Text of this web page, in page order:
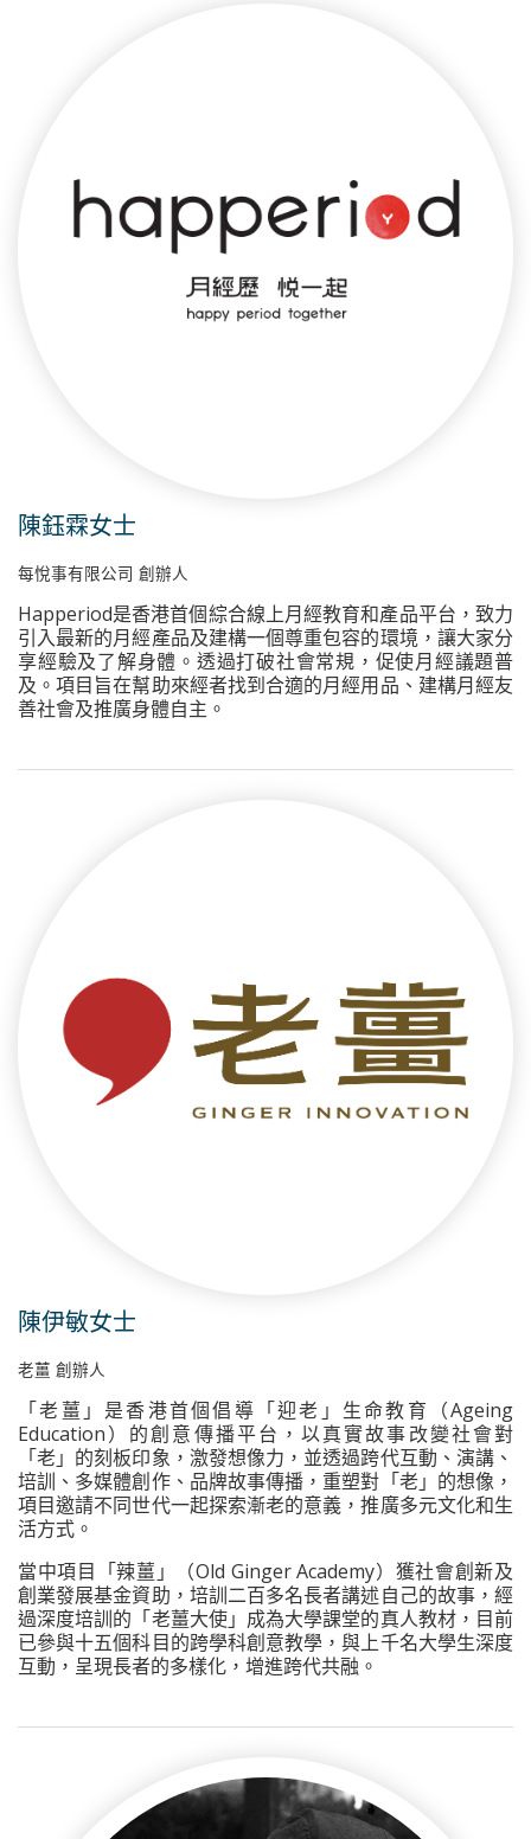
陳鈺霖女士
每悅事有限公司 創辦人
Happeriod是香港首個綜合線上月經教育和產品平台，致力
引入最新的月經產品及建構一個尊重包容的環境，讓大家分
享經驗及了解身體。透過打破社會常規，促使月經議題普
及。項目旨在幫助來經者找到合適的月經用品、建構月經友
善社會及推廣身體自主。
陳伊敏女士
老薑 創辦人
「老薑」是香港首個倡導「迎老」生命教育（Ageing
Education）的創意傳播平台，以真實故事改變社會對
「老」的刻板印象，激發想像力，並透過跨代互動、演講、
培訓、多媒體創作、品牌故事傳播，重塑對「老」的想像，
項目邀請不同世代一起探索漸老的意義，推廣多元文化和生
活方式。
當中項目「辣薑」（Old Ginger Academy）獲社會創新及
創業發展基金資助，培訓二百多名長者講述自己的故事，經
過深度培訓的「老薑大使」成為大學課堂的真人教材，目前
已參與十五個科目的跨學科創意教學，與上千名大學生深度
互動，呈現長者的多樣化，增進跨代共融。